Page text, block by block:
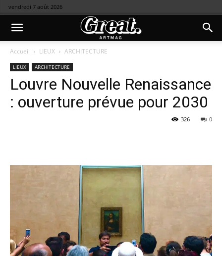
vendredi 7 août 2026
Accueil LIEUX ARCHITECTURE
LIEUX ARCHITECTURE
Louvre Nouvelle Renaissance
: ouverture prévue pour 2030
0
326